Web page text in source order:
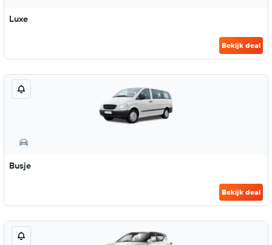
Luxe
Bekijk deal
Busje
Bekijk deal